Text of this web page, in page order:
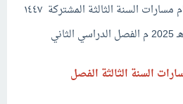
السنة الثالثة المشتركة ١٤٤٧
الطبعة الجديدة لعام 1447 هـ 2025 م الفصل الدراسي الثاني
السنة الثالثة الفصل